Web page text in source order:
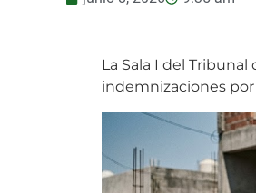
La Sala I del
indemnizaciones por